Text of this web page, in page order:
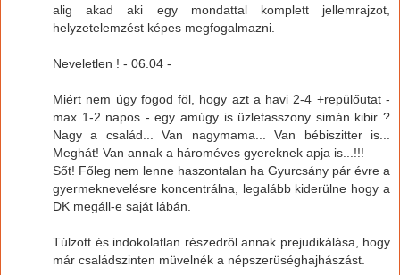
alig akad aki egy mondattal komplett jellemrajzot,
helyzetelemzést képes megfogalmazni.
Neveletlen ! - 06.04 -
Miért nem úgy fogod föl, hogy azt a havi 2-4 +repülőutat -
max 1-2 napos - egy amúgy is üzletasszony simán kibir ?
Nagy a család... Van nagymama... Van bébiszitter is...
Meghát! Van annak a hároméves gyereknek apja is...!!!
Sőt! Főleg nem lenne haszontalan ha Gyurcsány pár évre a
gyermeknevelésre koncentrálna, legalább kiderülne hogy a
DK megáll-e saját lábán.
Túlzott és indokolatlan részedről annak prejudikálása, hogy
már családszinten müvelnék a népszerüséghajhászást.